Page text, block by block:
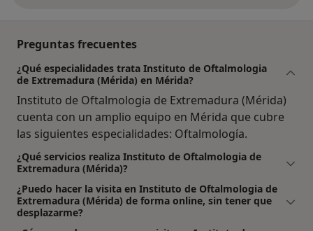
Preguntas frecuentes
¿Qué especialidades trata Instituto de Oftalmologia
de Extremadura (Mérida) en Mérida?
Instituto de Oftalmologia de Extremadura (Mérida)
cuenta con un amplio equipo en Mérida que cubre
las siguientes especialidades: Oftalmología.
¿Qué servicios realiza Instituto de Oftalmologia de
Extremadura (Mérida)?
¿Puedo hacer la visita en Instituto de Oftalmologia de
Extremadura (Mérida) de forma online, sin tener que
desplazarme?